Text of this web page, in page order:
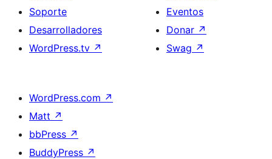
Soporte
Desarrolladores
WordPress.tv ↗
Eventos
Donar ↗
Swag ↗
WordPress.com ↗
Matt ↗
bbPress ↗
BuddyPress ↗